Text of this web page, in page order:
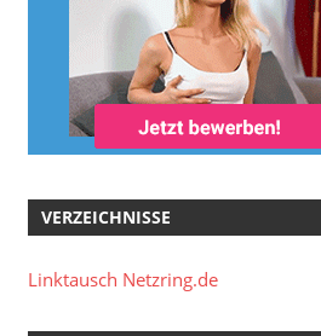
VERZEICHNISSE
Linktausch Netzring.de